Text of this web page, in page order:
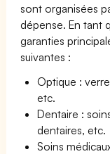
sont organisées
dépense. En tant
garanties
suivantes :
Optique :
etc.
Dentaire :
dentaires, etc.
Soins